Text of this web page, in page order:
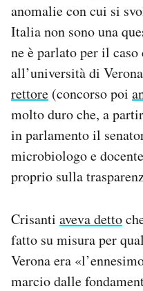
anomalie con cui si
Italia non sono una
ne è parlato per il
all’università di Verona
rettore (concorso poi
molto duro che, a
in parlamento il
micro­bio­logo e
proprio sulla
Crisanti aveva detto
fatto su misura per
Verona era
marcio dalle